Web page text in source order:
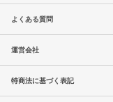
よくある質問
運営会社
特商法に基づく表記